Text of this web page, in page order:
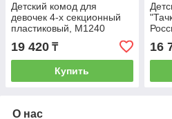
Детский комод для
девочек 4-х секционный
пластиковый, М1240
19 420 ₸
Купить
16
О нас